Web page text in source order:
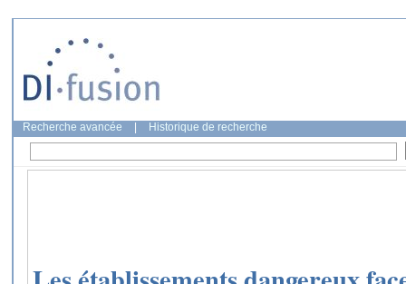
Recherche avancée Historique de recherche